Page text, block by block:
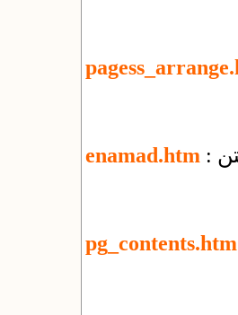
enamad.htm
pg_contents.htm